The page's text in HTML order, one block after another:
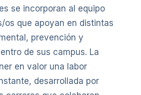
se incorporan al equipo
os que apoyan en distintas
prevención y
de sus campus. La
en valor una labor
desarrollada por